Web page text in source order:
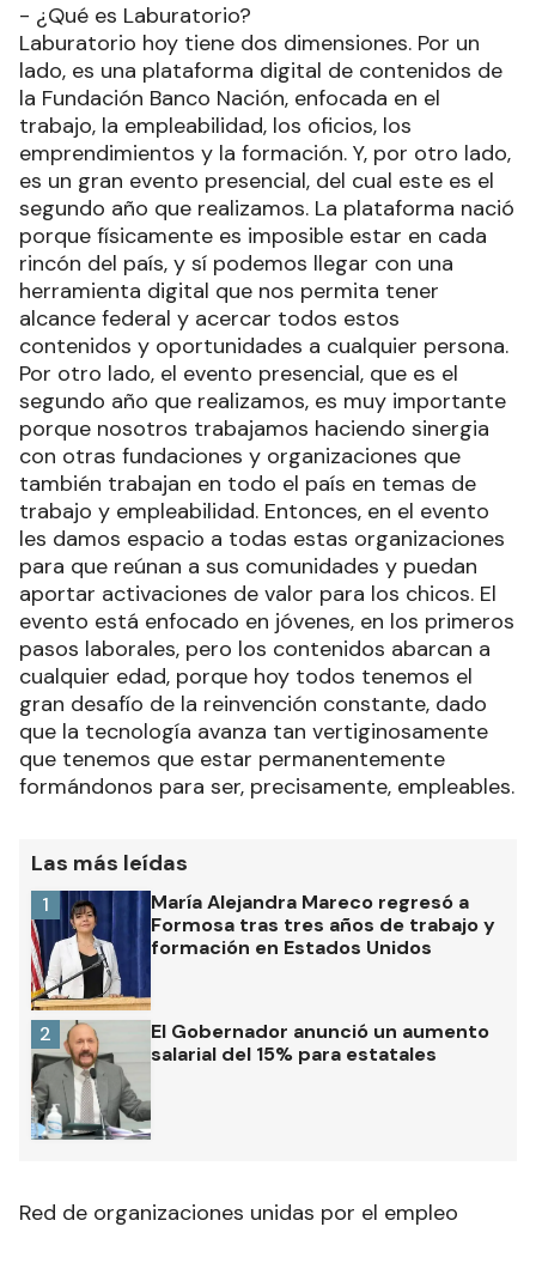
- ¿Qué es Laburatorio?
Laburatorio hoy tiene dos dimensiones. Por un
lado, es una plataforma digital de contenidos de
la Fundación Banco Nación, enfocada en el
trabajo, la empleabilidad, los oficios, los
emprendimientos y la formación. Y, por otro lado,
es un gran evento presencial, del cual este es el
segundo año que realizamos. La plataforma nació
porque físicamente es imposible estar en cada
rincón del país, y sí podemos llegar con una
herramienta digital que nos permita tener
alcance federal y acercar todos estos
contenidos y oportunidades a cualquier persona.
Por otro lado, el evento presencial, que es el
segundo año que realizamos, es muy importante
porque nosotros trabajamos haciendo sinergia
con otras fundaciones y organizaciones que
también trabajan en todo el país en temas de
trabajo y empleabilidad. Entonces, en el evento
les damos espacio a todas estas organizaciones
para que reúnan a sus comunidades y puedan
aportar activaciones de valor para los chicos. El
evento está enfocado en jóvenes, en los primeros
pasos laborales, pero los contenidos abarcan a
cualquier edad, porque hoy todos tenemos el
gran desafío de la reinvención constante, dado
que la tecnología avanza tan vertiginosamente
que tenemos que estar permanentemente
formándonos para ser, precisamente, empleables.
Las más leídas
María Alejandra Mareco regresó a
Formosa tras tres años de trabajo y
formación en Estados Unidos
1
El Gobernador anunció un aumento
salarial del 15% para estatales
2
Red de organizaciones unidas por el empleo